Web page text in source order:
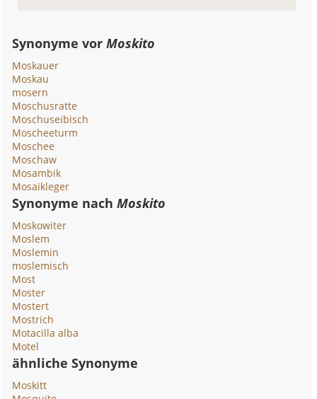
Synonyme vorMoskito
Moskauer
Moskau
mosern
Moschusratte
Moschuseibisch
Moscheeturm
Moschee
Moschaw
Mosambik
Mosaikleger
Synonyme nachMoskito
Moskowiter
Moslem
Moslemin
moslemisch
Most
Moster
Mostert
Mostrich
Motacilla alba
Motel
ähnliche Synonyme
Moskitt